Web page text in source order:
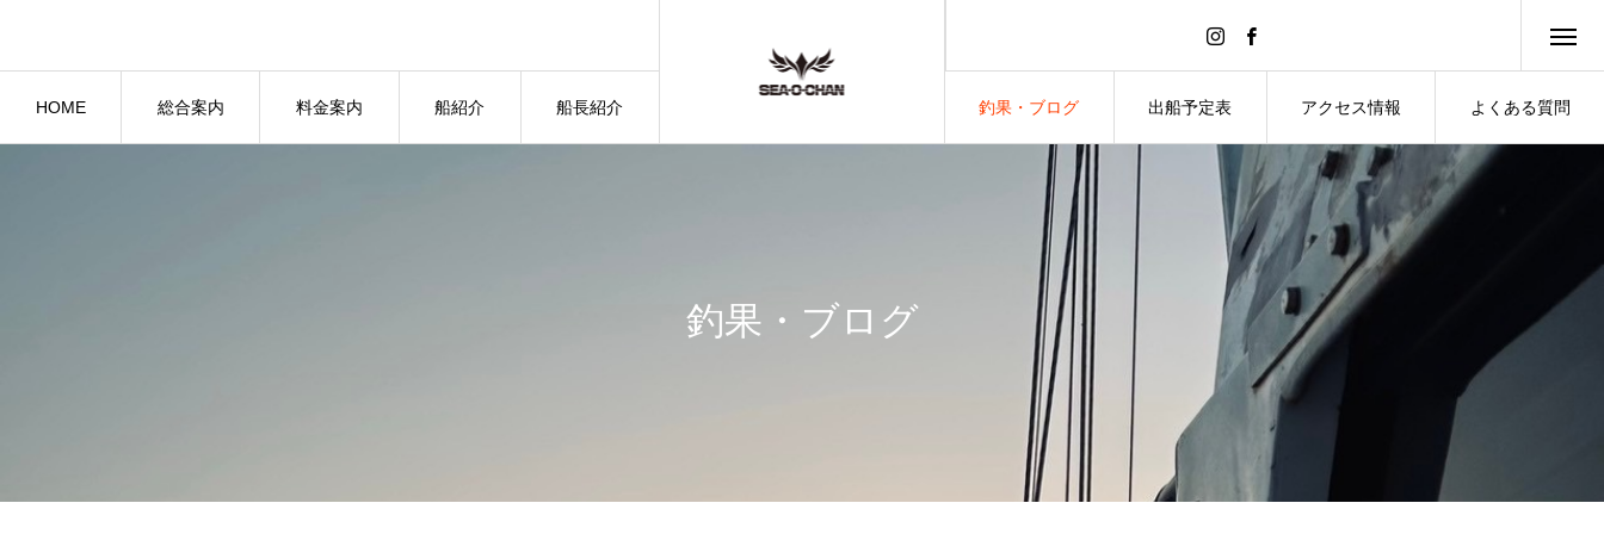
HOME 総合案内 料金案内 船紹介 船長紹介 釣果・ブログ 出船予定表 アクセス情報 よくある質問
釣果・ブログ